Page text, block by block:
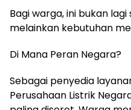
Bagi warga, ini bukan
melainkan kebutuhan
Di Mana Peran Negara?
Sebagai penyedia
Perusahaan Listrik